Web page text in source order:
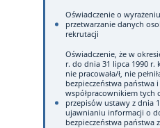
Oświadczenie o
przetwarzanie danych
rekrutacji
Oświadczenie, że w
r. do dnia 31 lipca 1990
nie pracowała/ł, nie
bezpieczeństwa państwa i
współpracownikiem tych
przepisów ustawy z dnia
ujawnianiu informacji o
bezpieczeństwa państwa